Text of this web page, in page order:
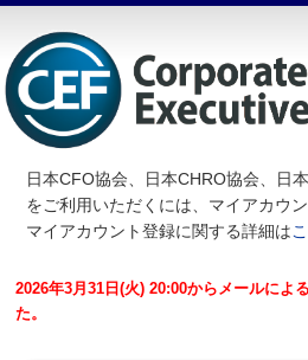
日本CFO協会、日本CHRO協会、日
をご利用いただくには、マイアカウ
マイアカウント登録に関する詳細は
2026年3月31日(火) 20:00からメールによ
た。